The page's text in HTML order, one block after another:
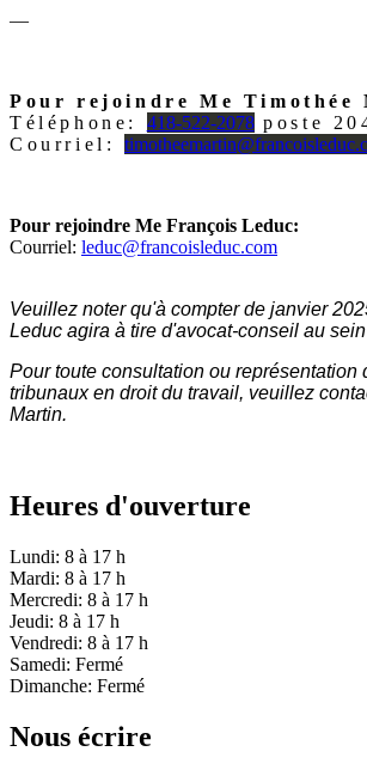
―
Pour rejoindre Me Timothée
Téléphone: 418-522-2078poste
Courriel:
Pour rejoindre Me François Leduc:
Courriel: leduc@francoisleduc.com
Veuillez noter qu'à compter de janvier
Leduc agira à tire d'avocat-conseil au
Pour toute consultation ou représentation
tribunaux en droit du travail, veuillez
Martin.
Heures d'ouverture
Lundi: 8 à 17 h
Mardi: 8 à 17 h
Mercredi: 8 à 17 h
Jeudi: 8 à 17 h
Vendredi: 8 à 17 h
Samedi: Fermé
Dimanche: Fermé
Nous écrire